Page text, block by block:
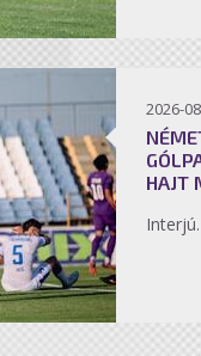
2026-
HAJT
Interjú.